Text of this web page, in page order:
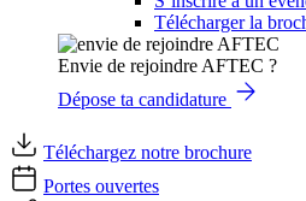
Télécharger la
Envie de rejoindre AFTEC ?
Dépose ta candidature
Téléchargez notre brochure
Portes ouvertes